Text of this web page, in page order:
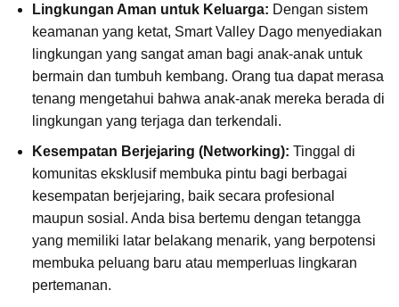
Lingkungan Aman untuk Keluarga: Dengan sistem
keamanan yang ketat, Smart Valley Dago menyediakan
lingkungan yang sangat aman bagi anak-anak untuk
bermain dan tumbuh kembang. Orang tua dapat merasa
tenang mengetahui bahwa anak-anak mereka berada di
lingkungan yang terjaga dan terkendali.
Kesempatan Berjejaring (Networking): Tinggal di
komunitas eksklusif membuka pintu bagi berbagai
kesempatan berjejaring, baik secara profesional
maupun sosial. Anda bisa bertemu dengan tetangga
yang memiliki latar belakang menarik, yang berpotensi
membuka peluang baru atau memperluas lingkaran
pertemanan.